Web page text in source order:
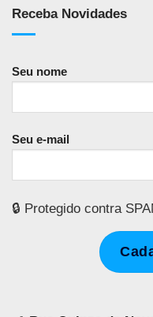
Receba Novidades
Seu nome
Seu e-mail
🔒 Protegido contra